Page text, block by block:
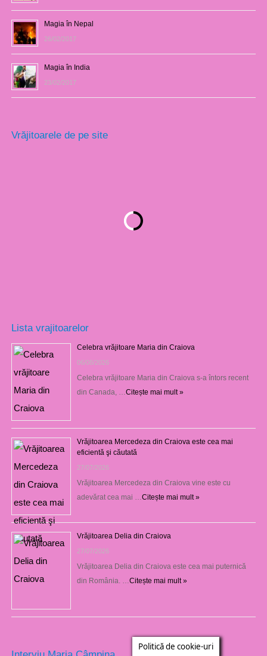
Magia în Nepal
26/02/2017
Magia în India
23/02/2017
Vrăjitoarele de pe site
Lista vrajitoarelor
Celebra vrăjitoare Maria din Craiova
06/08/2026
Celebra vrăjitoare Maria din Craiova s-a întors recent
din Canada, …Citește mai mult »
Vrăjitoarea Mercedeza din Craiova este cea mai
eficientă şi căutată
27/07/2026
Vrăjitoarea Mercedeza din Craiova vine este cu
adevărat cea mai …Citește mai mult »
Vrăjitoarea Delia din Craiova
27/07/2026
Vrăjitoarea Delia din Craiova este cea mai puternică
din România. …Citește mai mult »
Politică de cookie-uri